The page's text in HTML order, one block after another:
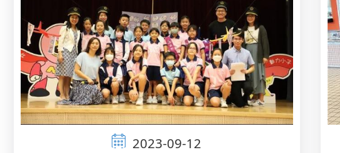
2023-09-12